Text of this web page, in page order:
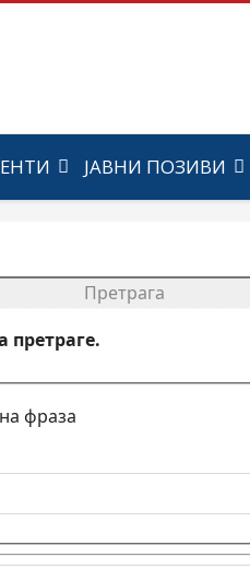
ЈАВНИ ПОЗИВИ
Претрага
претраге.
фраза